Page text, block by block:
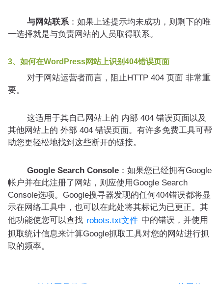
与网站联系：如果上述提示均未成功，则剩下的唯
一选择就是与负责网站的人员取得联系。
3、如何在WordPress网站上识别404错误页面
对于网站运营者而言，阻止HTTP 404 页面 非常重
要。
这适用于其自己网站上的 内部 404 错误页面以及
其他网站上的 外部 404 错误页面。有许多免费工具可帮
助您更轻松地找到这些断开的链接。
Google Search Console ：如果您已经拥有Google
帐户并在此注册了网站，则应使用Google Search
Console选项。Google搜寻器发现的任何404错误都将显
示在网络工具中，也可以在此处将其标记为已更正。其
他功能使您可以查找 robots.txt文件 中的错误，并使用
抓取统计信息来计算Google抓取工具对您的网站进行抓
取的频率。